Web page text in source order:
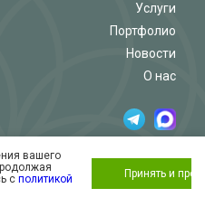
Услуги
Портфолио
Новости
О нас
данных
Салон-магазин
«Флёр»
вашего
с политикой
Принять и